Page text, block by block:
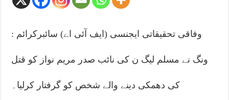
: وفاقی تحقیقاتی ایجنسی (ایف آئی اے) سائبرکرائم
ونگ نے مسلم لیگ ن کی نائب صدر مریم نواز کو قتل
کی دھمکی دینے والے شخص کو گرفتار کرلیا۔